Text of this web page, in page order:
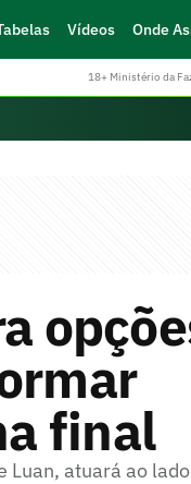
Vídeos Onde
18+ Ministério da
final
Luan, atuará ao